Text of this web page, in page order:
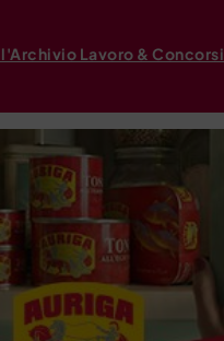
Lavoro & Concorsi